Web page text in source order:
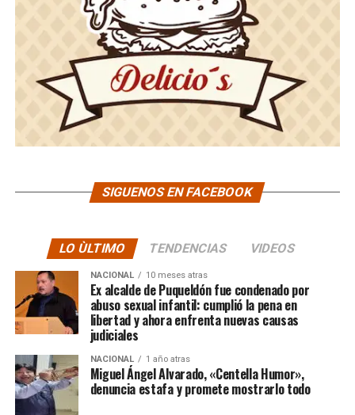
SIGUENOS EN FACEBOOK
LO ÙLTIMO TENDENCIAS VIDEOS
NACIONAL 10 meses atras
Ex alcalde de Puqueldón fue condenado por
abuso sexual infantil: cumplió la pena en
libertad y ahora enfrenta nuevas causas
judiciales
NACIONAL 1 año atras
Miguel Ángel Alvarado, «Centella Humor»,
denuncia estafa y promete mostrarlo todo